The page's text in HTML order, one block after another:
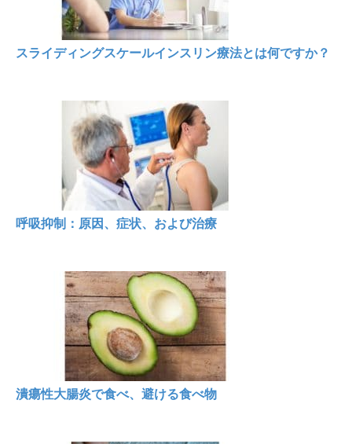
スライディングスケールインスリン療法とは何ですか？
呼吸抑制：原因、症状、および治療
潰瘍性大腸炎で食べ、避ける食べ物